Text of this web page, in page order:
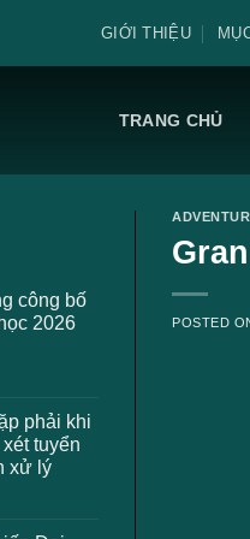
GIỚI THIỆU
TRANG CHỦ
công bố
2026
phải khi
tuyển
xử lý
POSTED